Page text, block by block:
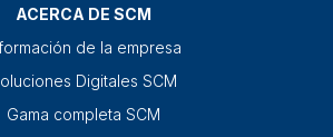
ACERCA DE SCM
de la empresa
Digitales SCM
Gama completa SCM